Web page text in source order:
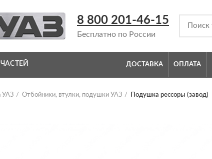
8 800 201-46-15
Бесплатно по России
ДОСТАВКА ОПЛАТА
УАЗ Отбойники, втулки, подушки УАЗ Подушка рессоры (завод)